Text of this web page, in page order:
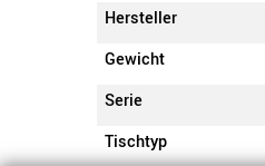
Hersteller
Gewicht
Serie
Tischtyp